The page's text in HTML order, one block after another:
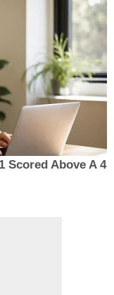
Scored Above A 4